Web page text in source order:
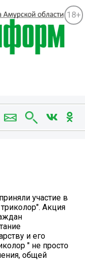
18+
участие в
Акция
и его
" не просто
общей